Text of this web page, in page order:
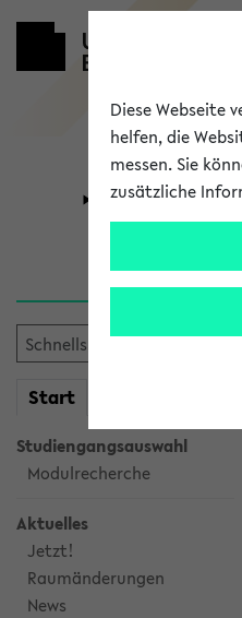
Universität
Start
Studiengangsauswahl
Modulrecherche
Aktuelles
Jetzt!
Raumänderungen
News
Diese Webseite
helfen, die
messen. Sie
zusätzliche